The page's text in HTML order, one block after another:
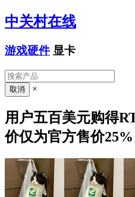
中关村在线
游戏硬件 显卡
×
用户五百美元购得
价仅为官方售价25%